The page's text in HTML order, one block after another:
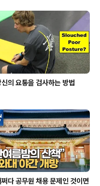
신의 요통을 검사하는 방법
쩌다 공무원 채용 문제인 것이면